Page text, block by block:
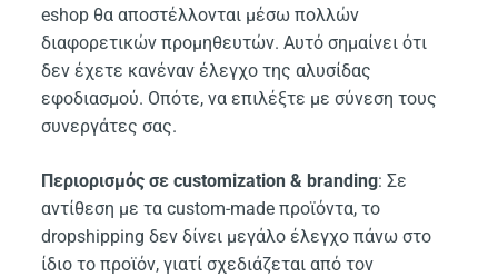
eshop θα αποστέλλονται μέσω πολλών
διαφορετικών προμηθευτών. Αυτό σημαίνει ότι
δεν έχετε κανέναν έλεγχο της αλυσίδας
εφοδιασμού. Οπότε, να επιλέξτε με σύνεση τους
συνεργάτες σας.
Περιορισμός σε customization & branding: Σε
αντίθεση με τα custom-made προϊόντα, το
dropshipping δεν δίνει μεγάλο έλεγχο πάνω στο
ίδιο το προϊόν, γιατί σχεδιάζεται από τον